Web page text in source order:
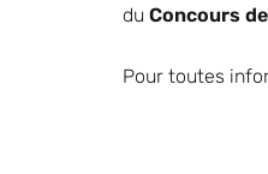
du Concours
Pour toutes